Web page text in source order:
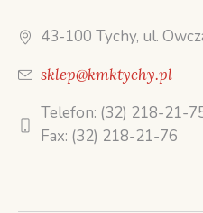
43-100 Tychy, ul.
sklep@kmktychy.pl
Telefon: (32) 218-21-
Fax: (32) 218-21-76